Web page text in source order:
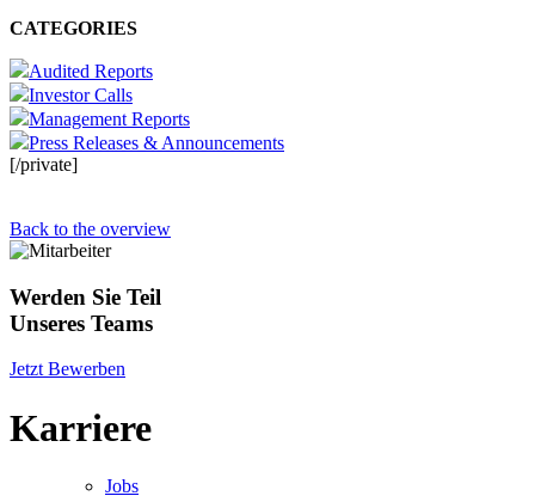
CATEGORIES
Audited Reports
Investor Calls
Management Reports
Press Releases & Announcements
[/private]
Back to the overview
Werden Sie Teil
Unseres Teams
Jetzt Bewerben
Karriere
Jobs